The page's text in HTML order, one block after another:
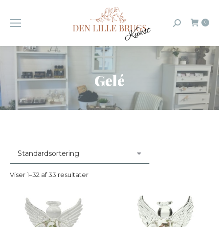
Search: 0
Gelé
You are here:
Viser 1–32 af 33 resultater